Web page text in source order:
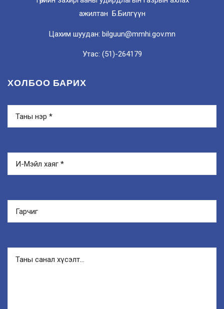
ажилтан Б.Билгүүн
Цахим шуудан: bilguun@mmhi.gov.mn
Утас: (51)-264179
ХОЛБОО БАРИХ